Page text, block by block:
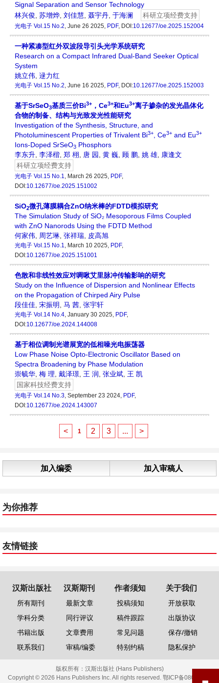
Signal Separation and Sensor Technology
林兴俊, 苏增烨, 刘佳慧, 聂宇丹, 于海澜 科研立项经费支持
光电子 Vol.15 No.2, June 26 2025, PDF, DOI:10.12677/oe.2025.152004
一种紧凑型红外双波段导引头光学系统研究
Research on a Compact Infrared Dual-Band Seeker Optical
System
姚立伟, 逯力红
光电子 Vol.15 No.2, June 16 2025, PDF, DOI:10.12677/oe.2025.152003
基于SrSeO3基质三价Bi3+ ，Ce3+和Eu3+离子掺杂的发光晶体化
合物的制备、结构与光致发光性能研究
Investigation of the Synthesis, Structure, and
Photoluminescent Properties of Trivalent Bi3+, Ce3+ and Eu3+
Ions-Doped SrSeO3 Phosphors
李东升, 李泽楷, 郑 栩, 唐 园, 黄 巍, 顾 鹏, 姚 雄, 康逢文
科研立项经费支持
光电子 Vol.15 No.1, March 26 2025, PDF,
DOI:10.12677/oe.2025.151002
SiO2微孔薄膜耦合ZnO纳米棒的FDTD模拟研究
The Simulation Study of SiO₂ Mesoporous Films Coupled
with ZnO Nanorods Using the FDTD Method
何家伟, 周艺琳, 张祥瑞, 皮高旭
光电子 Vol.15 No.1, March 10 2025, PDF,
DOI:10.12677/oe.2025.151001
色散和非线性效应对啁啾艾里脉冲传输影响的研究
Study on the Influence of Dispersion and Nonlinear Effects
on the Propagation of Chirped Airy Pulse
段佳佳, 宋振明, 马 茜, 张宇轩
光电子 Vol.14 No.4, January 30 2025, PDF,
DOI:10.12677/oe.2024.144008
基于相位调制光谱展宽的低相噪光电振荡器
Low Phase Noise Opto-Electronic Oscillator Based on
Spectra Broadening by Phase Modulation
崇毓华, 梅 理, 戴泽璟, 王 润, 张业斌, 王 凯
国家科技经费支持
光电子 Vol.14 No.3, September 23 2024, PDF,
DOI:10.12677/oe.2024.143007
< 1 2 3 ... >
加入编委 加入审稿人
为你推荐
友情链接
汉斯出版社
所有期刊
学科分类
书籍出版
联系我们
汉斯期刊
最新文章
同行评议
文章费用
审稿/编委
作者须知
投稿须知
稿件跟踪
常见问题
特别约稿
关于我们
开放获取
出版协议
保存/撤销
隐私保护
版权所有： 汉斯出版社 (Hans Publishers)
Copyright © 2026 Hans Publishers Inc. All rights reserved. 鄂ICP备08006613